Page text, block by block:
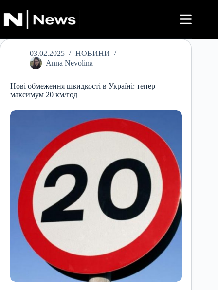
до
вмісту
03.02.2025
НОВИНИ
Anna Nevolina
Нові обмеження швидкості в Україні: тепер
максимум 20 км/год